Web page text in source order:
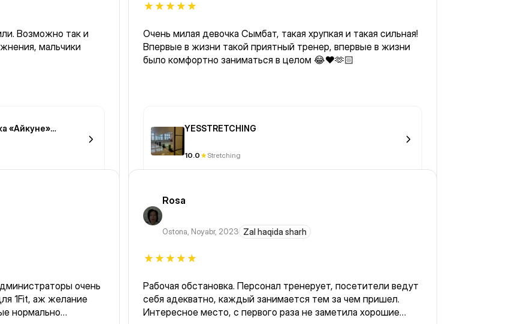
Возможно так и
мальчики
«Айкуне»
Очень милая девочка Сымбат, такая хрупкая и такая сильная!
Впервые в жизни такой приятный тренер, впервые в жизни
было комфортно заниматься в целом 😂♥️🫶🏻
YESSTRETCHING
10.0 Stretching
очень
1Fit, аж желание
нормально
Rosa
Ostona, Noyabr, 2023 Zal haqida sharh
Рабочая обстановка. Персонал тренерует, посетители ведут
себя адекватно, каждый занимается тем за чем пришел.
Интересное место, с первого раза не заметила хорошие